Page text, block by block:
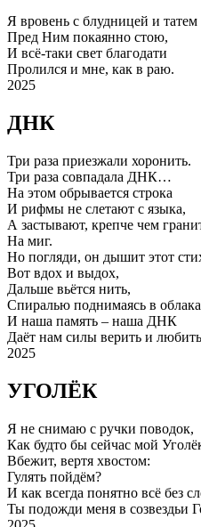
Я вровень с блудницей и татем
Пред Ним покаянно стою,
И всё-таки свет благодати
Пролился и мне, как в раю.
2025
ДНК
Три раза приезжали хоронить.
Три раза совпадала ДНК…
На этом обрывается строка
И рифмы не слетают с языка,
А застывают, крепче чем
На миг.
Но погляди, он дышит этот
Вот вдох и выдох,
Дальше вьётся нить,
Спиралью поднимаясь в
И наша память – наша ДНК
Даёт нам силы верить и
2025
УГОЛЁК
Я не снимаю с ручки поводок,
Как будто бы сейчас мой
Вбежит, вертя хвостом:
Гулять пойдём?
И как всегда понятно всё без
Ты подожди меня в созвездьи